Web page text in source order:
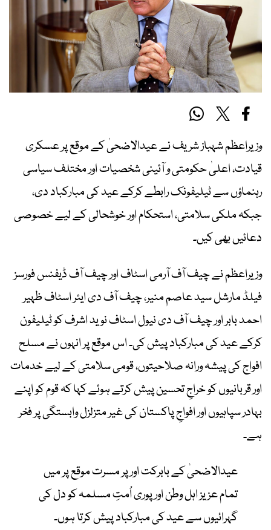
وزیراعظم شہباز شریف نے عیدالاضحیٰ کے موقع پر عسکری
قیادت، اعلیٰ حکومتی و آئینی شخصیات اور مختلف سیاسی
رہنماؤں سے ٹیلیفونک رابطے کرکے عید کی مبارکباد دی،
جبکہ ملکی سلامتی، استحکام اور خوشحالی کے لیے خصوصی
دعائیں بھی کیں۔
وزیراعظم نے چیف آف آرمی اسٹاف اور چیف آف ڈیفنس فورسز
فیلڈ مارشل سید عاصم منیر، چیف آف دی ایئر اسٹاف ظہیر
احمد بابر اور چیف آف دی نیول اسٹاف نوید اشرف کو ٹیلیفون
کرکے عید کی مبارکباد پیش کی۔ اس موقع پر انہوں نے مسلح
افواج کی پیشہ ورانہ صلاحیتوں، قومی سلامتی کے لیے خدمات
اور قربانیوں کو خراجِ تحسین پیش کرتے ہوئے کہا کہ قوم کو اپنے
بہادر سپاہیوں اور افواجِ پاکستان کی غیر متزلزل وابستگی پر فخر
ہے۔
عیدالاضحیٰ کے بابرکت اور پر مسرت موقع پر میں
تمام عزیز اہل وطن اور پوری اُمتِ مسلمہ کو دل کی
گہرائیوں سے عید کی مبارکباد پیش کرتا ہوں۔